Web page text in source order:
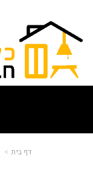
דף בית